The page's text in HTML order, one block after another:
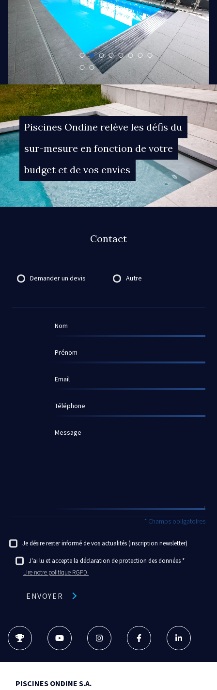
Piscines Ondine relève les défis du
sur-mesure en fonction de votre
budget et de vos envies
Contact
Demander un devis Autre
Nom
Prénom
Email
Téléphone
Message
* Champs obligatoires
Je désire rester informé de vos actualités (inscription newsletter)
J'ai lu et accepte la déclaration de protection des données
Lire notre politique RGPD.
ENVOYER
PISCINES ONDINE S.A.